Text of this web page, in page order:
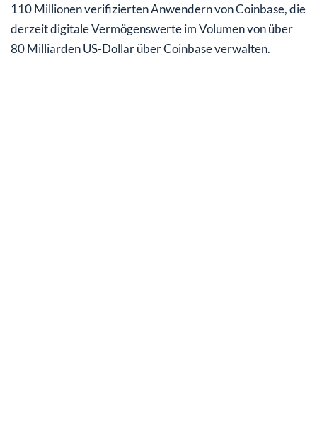
110 Millionen verifizierten Anwendern von Coinbase, die
derzeit digitale Vermögenswerte im Volumen von über
80 Milliarden US-Dollar über Coinbase verwalten.